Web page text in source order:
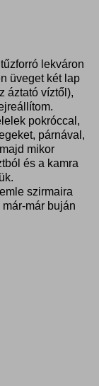
lekváron
üveget két lap
áztató víztől),
pokróccal,
párnával,
mikor
és a kamra
szirmaira
már buján